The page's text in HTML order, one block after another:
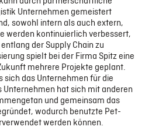
Unternehmen gemeistert
sowohl intern als auch extern,
werden kontinuierlich verbessert,
der Supply Chain zu
spielt bei der Firma Spitz eine
mehrere Projekte geplant.
sich das Unternehmen für die
Unternehmen hat sich mit anderen
und gemeinsam das
wodurch benutzte Pet-
werden können.